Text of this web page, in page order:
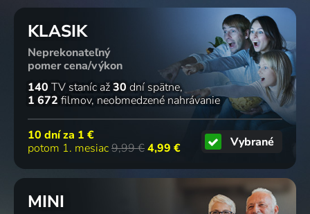
KLASIK
Neprekonateľný
pomer cena/výkon
140 TV staníc až30 dní spätne
1 672 filmov neobmedzené nahrávanie
10 dní za 1 €
potom 1. mesiac9,99 €4,99 € Vybrané
MINI